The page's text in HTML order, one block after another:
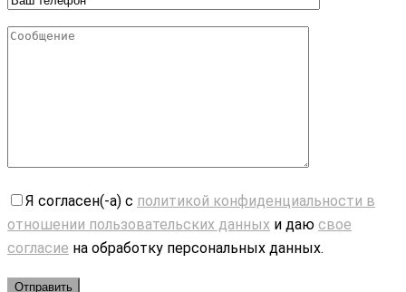
Я согласен(-а) с политикой конфиденциальности в
отношении пользовательских данных и даю свое
согласие на обработку персональных данных.